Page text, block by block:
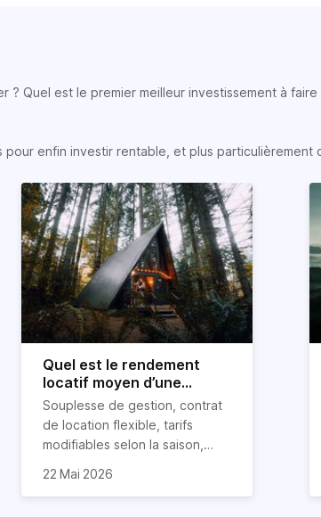
Quel est le premier meilleur investissement à
enfin investir rentable, et plus particulièrement
Quel est le rendement
locatif moyen d’une
location Airbnb ?
Souplesse de gestion, contrat
de location flexible, tarifs
modifiables selon la saison,
d’impayés de loyers… la
appartement sera dans ce
22 Mai 2026